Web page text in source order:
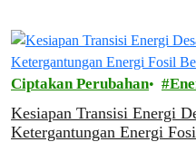
Ciptakan Perubahan
Kesiapan Transisi Energi
Ketergantungan Energi